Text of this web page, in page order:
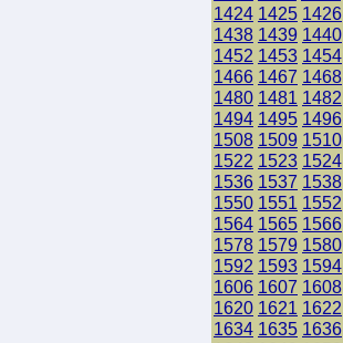
1424 1425 1426
1438 1439 1440
1452 1453 1454
1466 1467 1468
1480 1481 1482
1494 1495 1496
1508 1509 1510
1522 1523 1524
1536 1537 1538
1550 1551 1552
1564 1565 1566
1578 1579 1580
1592 1593 1594
1606 1607 1608
1620 1621 1622
1634 1635 1636